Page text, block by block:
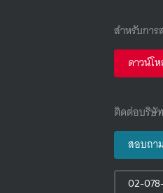
สำหรับกา
ดาวน์โ
ติดต่อบริษัท
สอบถา
02-